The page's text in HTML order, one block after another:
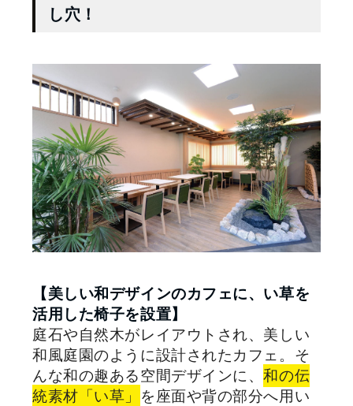
し穴！
【美しい和デザインのカフェに、い草を
活用した椅子を設置】
庭石や自然木がレイアウトされ、美しい
和風庭園のように設計されたカフェ。そ
んな和の趣ある空間デザインに、和の伝
統素材「い草」 を座面や背の部分へ用い